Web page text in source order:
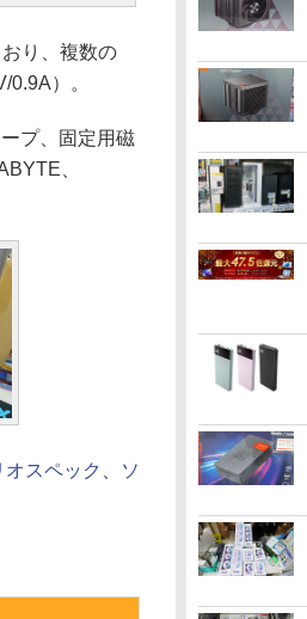
り、複数の
）。
プ、固定用磁
、
オスペック
ソ